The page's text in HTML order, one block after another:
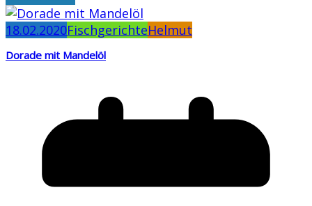
18.02.2020FischgerichteHelmut
Dorade mit Mandelöl